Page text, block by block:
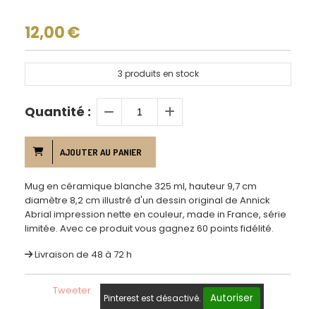
12,00€
3 produits en stock
Quantité :
AJOUTER AU PANIER
Mug en céramique blanche 325 ml, hauteur 9,7 cm
diamètre 8,2 cm illustré d'un dessin original de Annick
Abrial impression nette en couleur, made in France, série
limitée. Avec ce produit vous gagnez 60 points fidélité.
Livraison de 48 à 72 h
Tweeter
Pinterest est désactivé. Autoriser